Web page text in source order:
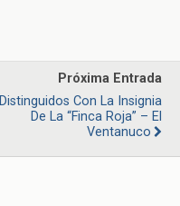
Próxima Entrada
Distinguidos Con La Insignia
De La “Finca Roja” – El
Ventanuco